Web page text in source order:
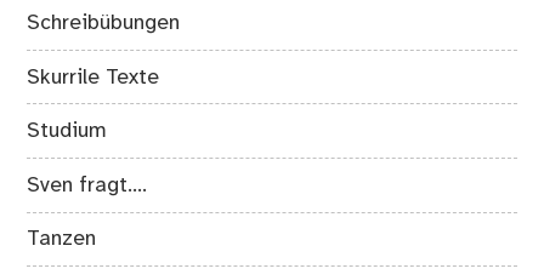
Schreibübungen
Skurrile Texte
Studium
Sven fragt….
Tanzen